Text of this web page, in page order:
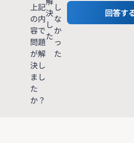
上記
の内
容で
問題
が解
決し
まし
た
か？
決
し
た
し
な
か
っ
た
回答す